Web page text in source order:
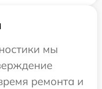
мы
ремонта и